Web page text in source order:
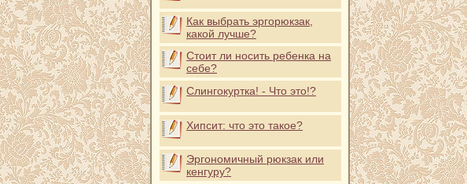
Как выбрать эргорюкзак,
какой лучше?
Стоит ли носить ребенка на
себе?
Слингокуртка! - Что это!?
Хипсит: что это такое?
Эргономичный рюкзак или
кенгуру?